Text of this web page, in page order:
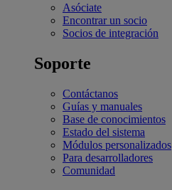
Asóciate
Encontrar un socio
Socios de integración
Soporte
Contáctanos
Guías y manuales
Base de conocimientos
Estado del sistema
Módulos personalizados
Para desarrolladores
Comunidad